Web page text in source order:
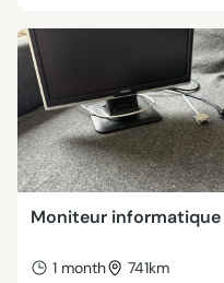
Moniteur informatique
1 month 741km